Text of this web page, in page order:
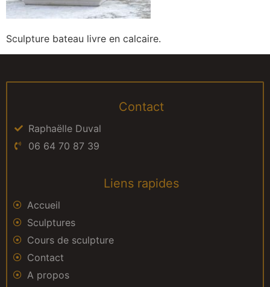
Sculpture bateau livre en calcaire.
Contact
Raphaëlle Duval
06 64 70 87 39
Liens rapides
Accueil
Sculptures
Cours de sculpture
Contact
A propos